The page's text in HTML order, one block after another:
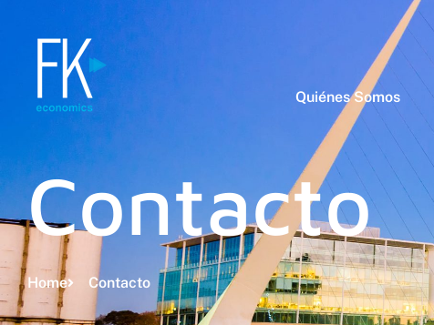
Quiénes Somos
Contacto
Home Contacto